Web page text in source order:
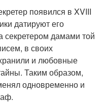
появился в XVIII
датируют его
секретером дамами той
в своих
и любовные
Таким образом,
одновременно и